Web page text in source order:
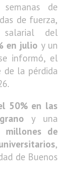
de
de fuerza,
salarial del
en julio y un
informó, el
de la pérdida
50% en las
y una
millones de
,
de Buenos